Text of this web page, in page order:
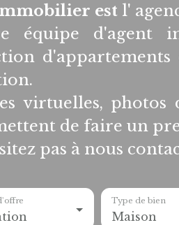
est l'
équipe d'agent
virtuelles, photos
de faire un
pas à nous
Maison
Type de bien